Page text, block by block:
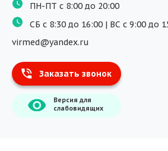
ДМС
Массаж
Тест на хеликобактер
Информация
О компании
ПН-ПТ с 8:00 до 20:00
СБ с 8:30 до 16:00 | ВС с 9:00 до
virmed@yandex.ru
Заказать звонок
Версия для
слабовидящих